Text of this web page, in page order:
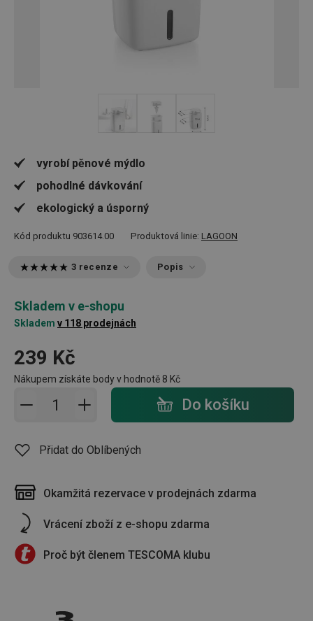
vyrobí pěnové mýdlo
pohodlné dávkování
ekologický a úsporný
Kód produktu 903614.00 Produktová linie: LAGOON
3 recenze Popis
Skladem v e-shopu
Skladem v 118 prodejnách
239 Kč
Nákupem získáte body v hodnotě 8 Kč
Přidat do košíku - počet Do košíku
Přidat do Oblíbených
Okamžitá rezervace v prodejnách zdarma
Vrácení zboží z e-shopu zdarma
Proč být členem TESCOMA klubu